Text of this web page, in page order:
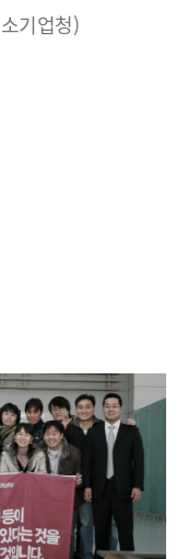
기업청)